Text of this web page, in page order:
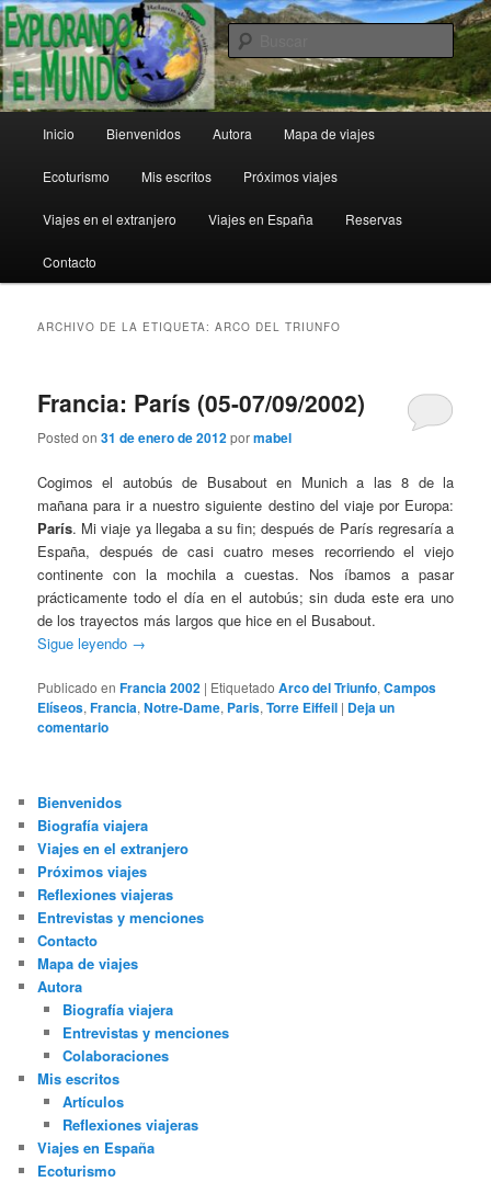
Ir
al
contenido
principal
Ir
al
contenido
secundarioExplorando el Mundo
principal
Inicio Bienvenidos Autora Mapa de viajes
Ecoturismo Mis escritos Próximos viajes
Viajes en el extranjero Viajes en España Reservas
Contacto
ARCHIVO DE LA ETIQUETA:ARCO DEL TRIUNFO
Francia: París (05-07/09/2002)
Posted on31 de enero de 2012pormabel
Cogimos el autobús de Busabout en Munich a las 8 de la
mañana para ir a nuestro siguiente destino del viaje por Europa:
París. Mi viaje ya llegaba a su fin; después de París regresaría a
España, después de casi cuatro meses recorriendo el viejo
continente con la mochila a cuestas. Nos íbamos a pasar
prácticamente todo el día en el autobús; sin duda este era uno
de los trayectos más largos que hice en el Busabout.
Sigue leyendo →
Publicado en Francia 2002 | Etiquetado Arco del Triunfo,Campos
Elíseos,Francia,Notre-Dame, Paris,Torre Eiffeil | Deja un
comentario
Bienvenidos
Biografía viajera
Viajes en el extranjero
Próximos viajes
Reflexiones viajeras
Entrevistas y menciones
Contacto
Mapa de viajes
Autora
Biografía viajera
Entrevistas y menciones
Colaboraciones
Mis escritos
Artículos
Reflexiones viajeras
Viajes en España
Ecoturismo